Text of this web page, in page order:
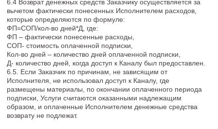
фактов, которые в них указаны.
9.5. Заказчик подтверждает, что все уведомления,
сообщения, соглашения, документы и письма, направленные
с использованием каналов связи или в социальных сетях,
которые Заказчик предоставляет Исполнителю для связи с
Заказчиком, считаются направленными и подписанными
Заказчиком, кроме случаев, когда в таких письмах прямо не
указано обратное.
9.6. Заказчик несёт риски, связанные с отказом от изучения
условий настоящей Оферты.
9.7. Оферта, а также вопросы, не урегулированные ей,
регулируются действующим законодательством Российской
10. ОБРАБОТКА ПЕРСОНАЛЬНЫХ ДАННЫХ
10.1.В целях заключения и исполнения Договора, в том
числе для осуществления контактов с Заказчиком,
Исполнитель осуществляет обработку персональных данным
Заказчика в соответствии с требованиями Федерального
закона 152-ФЗ «О персональных данных» и в соответствии с